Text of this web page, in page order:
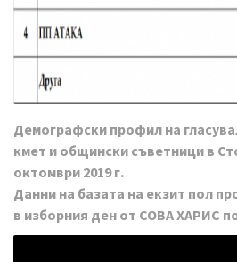
Демографски профил на
кмет и общински съветници в
октомври 2019 г.
Данни на базата на екзит пол
в изборния ден от СОВА ХАРИС